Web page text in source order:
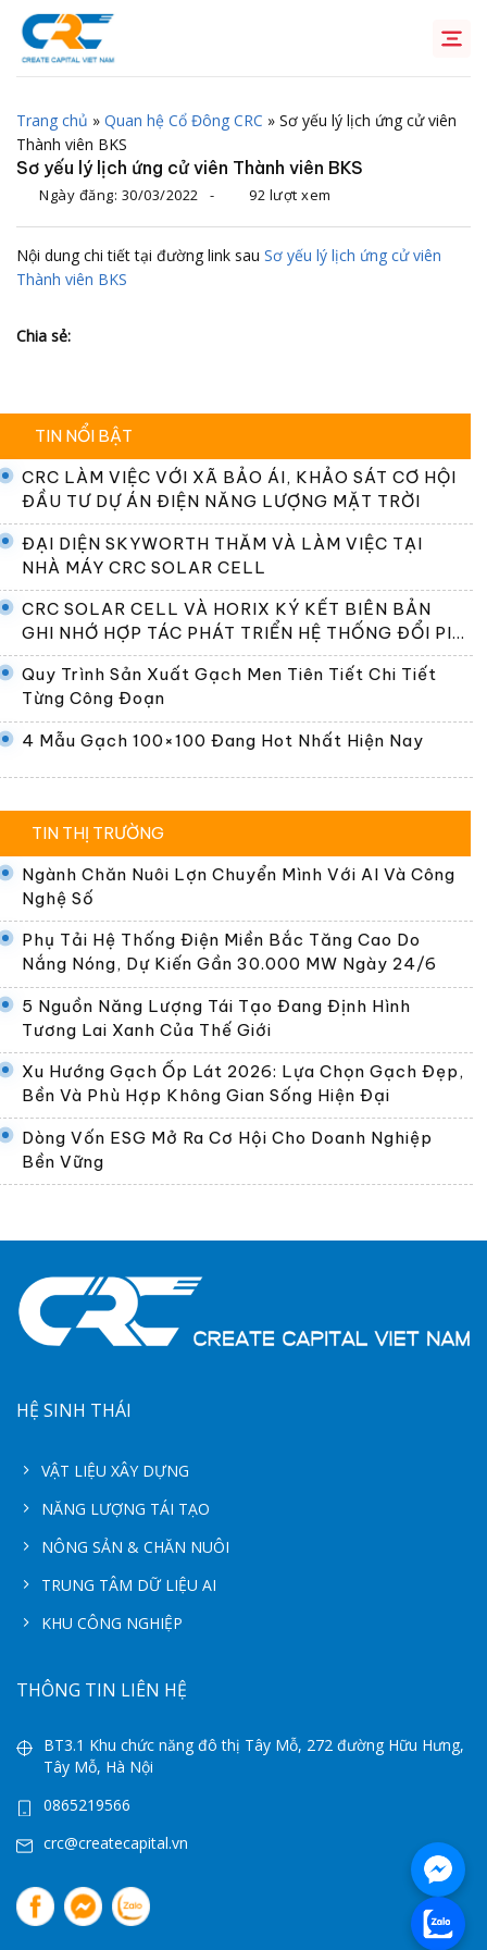
Chuyển
đến
dung
Trang chủ » Quan hệ Cổ Đông CRC » Sơ yếu lý lịch ứng cử viên
Thành viên BKS
Sơ yếu lý lịch ứng cử viên Thành viên BKS
Ngày đăng: 30/03/2022 - 92 lượt xem
Nội dung chi tiết tại đường link sau Sơ yếu lý lịch ứng cử viên
Thành viên BKS
Chia sẻ:
TIN NỔI BẬT
CRC LÀM VIỆC VỚI XÃ BẢO ÁI, KHẢO SÁT CƠ HỘI
ĐẦU TƯ DỰ ÁN ĐIỆN NĂNG LƯỢNG MẶT TRỜI
ĐẠI DIỆN SKYWORTH THĂM VÀ LÀM VIỆC TẠI
NHÀ MÁY CRC SOLAR CELL
CRC SOLAR CELL VÀ HORIX KÝ KẾT BIÊN BẢN
GHI NHỚ HỢP TÁC PHÁT TRIỂN HỆ THỐNG ĐỔI PIN
TẠI VIỆT NAM
Quy Trình Sản Xuất Gạch Men Tiên Tiết Chi Tiết
Từng Công Đoạn
4 Mẫu Gạch 100×100 Đang Hot Nhất Hiện Nay
TIN THỊ TRƯỜNG
Ngành Chăn Nuôi Lợn Chuyển Mình Với AI Và Công
Nghệ Số
Phụ Tải Hệ Thống Điện Miền Bắc Tăng Cao Do
Nắng Nóng, Dự Kiến Gần 30.000 MW Ngày 24/6
5 Nguồn Năng Lượng Tái Tạo Đang Định Hình
Tương Lai Xanh Của Thế Giới
Xu Hướng Gạch Ốp Lát 2026: Lựa Chọn Gạch Đẹp,
Bền Và Phù Hợp Không Gian Sống Hiện Đại
Dòng Vốn ESG Mở Ra Cơ Hội Cho Doanh Nghiệp
Bền Vững
HỆ SINH THÁI
VẬT LIỆU XÂY DỰNG
NĂNG LƯỢNG TÁI TẠO
NÔNG SẢN & CHĂN NUÔI
TRUNG TÂM DỮ LIỆU AI
KHU CÔNG NGHIỆP
THÔNG TIN LIÊN HỆ
BT3.1 Khu chức năng đô thị Tây Mỗ, 272 đường Hữu Hưng,
Tây Mỗ, Hà Nội
0865219566
crc@createcapital.vn